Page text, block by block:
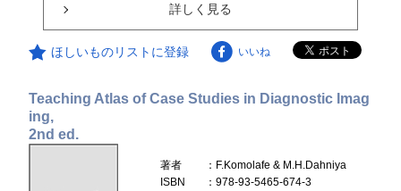
詳しく見る
ほしいものリストに登録 いいね
Teaching Atlas of Case Studies in Diagnostic Imag
ing,
2nd ed.
著者
：F.Komolafe & M.H.Dahniya
ISBN
：978-93-5465-674-3